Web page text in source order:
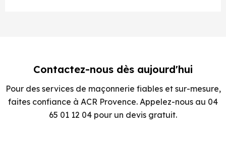
Contactez-nous dès aujourd'hui
Pour des services de maçonnerie fiables et sur-mesure,
faites confiance à ACR Provence. Appelez-nous au 04
65 01 12 04 pour un devis gratuit.